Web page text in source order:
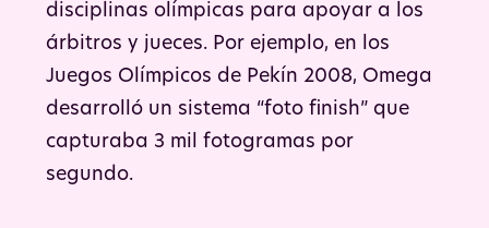
disciplinas olímpicas para apoyar a los
árbitros y jueces. Por ejemplo, en los
Juegos Olímpicos de Pekín 2008, Omega
desarrolló un sistema “foto finish” que
capturaba 3 mil fotogramas por
segundo.